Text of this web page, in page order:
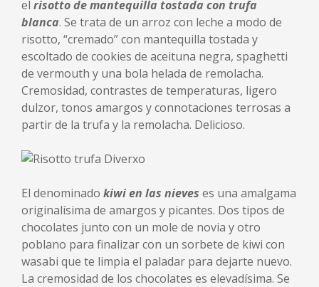
el risotto de mantequilla tostada con trufa
blanca. Se trata de un arroz con leche a modo de
risotto, “cremado” con mantequilla tostada y
escoltado de cookies de aceituna negra, spaghetti
de vermouth y una bola helada de remolacha.
Cremosidad, contrastes de temperaturas, ligero
dulzor, tonos amargos y connotaciones terrosas a
partir de la trufa y la remolacha. Delicioso.
El denominado kiwi en las nieves es una amalgama
originalísima de amargos y picantes. Dos tipos de
chocolates junto con un mole de novia y otro
poblano para finalizar con un sorbete de kiwi con
wasabi que te limpia el paladar para dejarte nuevo.
La cremosidad de los chocolates es elevadísima. Se